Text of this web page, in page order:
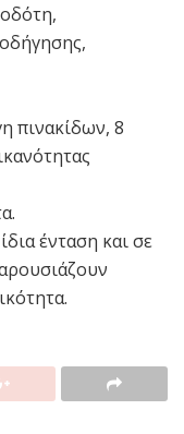
πινακίδων, 8
ένταση και σε